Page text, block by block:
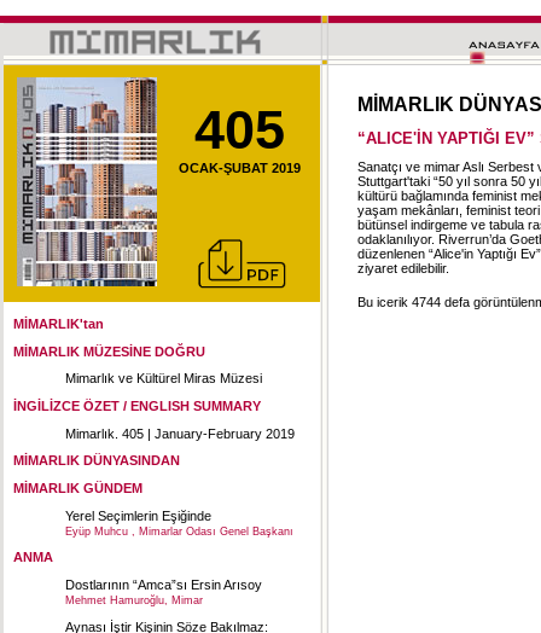
405
OCAK-ŞUBAT 2019
MİMARLIK'tan
MİMARLIK MÜZESİNE DOĞRU
Mimarlık ve Kültürel Miras Müzesi
İNGİLİZCE ÖZET / ENGLISH SUMMARY
Mimarlık. 405 | January-February 2019
MİMARLIK DÜNYASINDAN
MİMARLIK GÜNDEM
Yerel Seçimlerin Eşiğinde
Eyüp Muhcu , Mimarlar Odası Genel Başkanı
ANMA
Dostlarının “Amca”sı Ersin Arısoy
Mehmet Hamuroğlu, Mimar
Aynası İştir Kişinin Söze Bakılmaz:
MİMARLIK
“ALICE'İN YAPTIĞI EV”
Sanatçı ve mimar Aslı
Stuttgart'taki “50 yıl sonra 50
kültürü bağlamında feminist
yaşam mekânları, feminist
bütünsel indirgeme ve tabula
odaklanılıyor. Riverrun’da
düzenlenen “Alice'in Yaptığı
ziyaret edilebilir.
Bu icerik 4744 defa